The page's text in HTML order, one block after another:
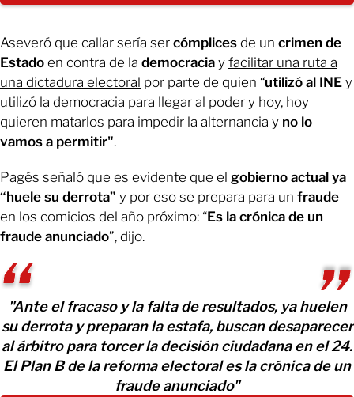
Aseveró que callar sería ser cómplices de un crimen de
Estado en contra de la democracia y facilitar una ruta a
una dictadura electoral por parte de quien “utilizó al INE y
utilizó la democracia para llegar al poder y hoy, hoy
quieren matarlos para impedir la alternancia y no lo
vamos a permitir".
Pagés señaló que es evidente que el gobierno actual ya
“huele su derrota” y por eso se prepara para un fraude
en los comicios del año próximo: “Es la crónica de un
fraude anunciado”, dijo.
"Ante el fracaso y la falta de resultados, ya huelen
su derrota y preparan la estafa, buscan desaparecer
al árbitro para torcer la decisión ciudadana en el 24.
El Plan B de la reforma electoral es la crónica de un
fraude anunciado"